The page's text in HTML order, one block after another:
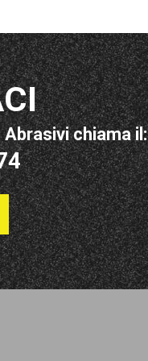
chiama il: